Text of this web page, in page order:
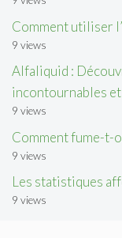
Comment utiliser
9 views
Alfaliquid :
incontournables
9 views
Comment fume-t-
9 views
Les statistiques
9 views